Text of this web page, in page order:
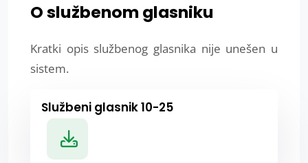
O službenom glasniku
Kratki opis službenog glasnika nije unešen u
sistem.
Službeni glasnik 10-25